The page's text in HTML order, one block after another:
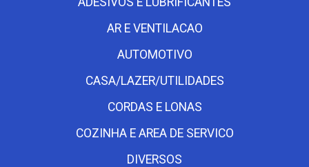
AR E VENTILACAO
AUTOMOTIVO
CASA/LAZER/UTILIDADES
CORDAS E LONAS
COZINHA E AREA DE SERVICO
DIVERSOS